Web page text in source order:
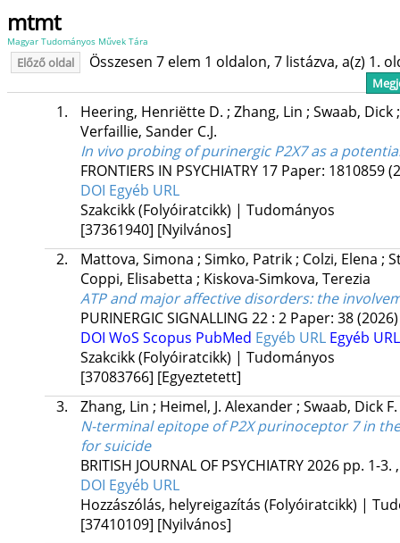
mtmt
Magyar Tudományos Művek Tára
Előző oldal Összesen 7 elem 1 oldalon, 7 listázva, a(z) 1.
1. Heering, Henriëtte D. ; Zhang, Lin ; Swaab, Dick
Verfaillie, Sander C.J.
In vivo probing of purinergic P2X7 as a
FRONTIERS IN PSYCHIATRY 17 Paper: 1810859
DOI Egyéb URL
Szakcikk (Folyóiratcikk) | Tudományos
[37361940] [Nyilvános]
2.
Mattova, Simona ; Simko, Patrik; Colzi, Elena ;
Coppi, Elisabetta ; Kiskova-Simkova, Terezia
ATP and major affective disorders: the
PURINERGIC SIGNALLING 22: 2 Paper: 38(2026)
DOI WoS Scopus PubMed Egyéb URL Egyéb URL
Szakcikk (Folyóiratcikk) | Tudományos
[37083766] [Egyeztetett]
3.
Zhang, Lin ; Heimel, J. Alexander; Swaab, Dick F.
N-terminal epitope of P2X purinoceptor 7 in
for suicide
BRITISH JOURNAL OF PSYCHIATRY2026 pp. 1-3.
DOI Egyéb URL
Hozzászólás, helyreigazítás (Folyóiratcikk) |
[37410109] [Nyilvános]